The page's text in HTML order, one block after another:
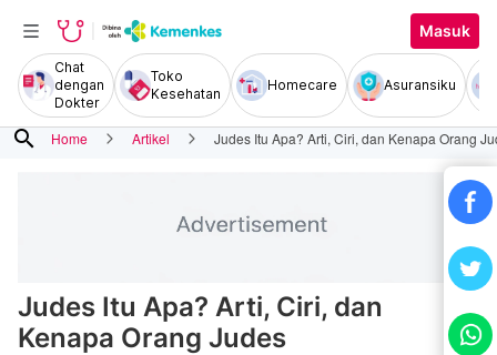
Masuk
Chat
dengan
Dokter
Toko
Kesehatan
Homecare Asuransiku
search Home Artikel Judes Itu Apa? Arti, Ciri, dan Kenapa Orang
Judes Itu Apa? Arti, Ciri, dan
Kenapa Orang Judes